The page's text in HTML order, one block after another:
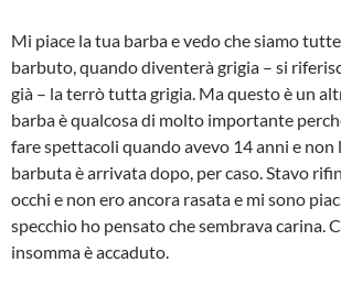
Mi piace la tua barba e vedo che siamo
barbuto, quando diventerà grigia – si
già – la terrò tutta grigia. Ma questo è un
barba è qualcosa di molto importante
fare spettacoli quando avevo 14 anni e non
barbuta è arrivata dopo, per caso. Stavo
occhi e non ero ancora rasata e mi sono
specchio ho pensato che sembrava carina.
insomma è accaduto.